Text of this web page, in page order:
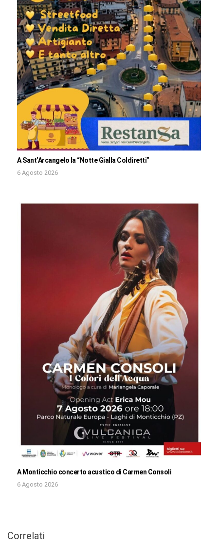
A Sant’Arcangelo la “Notte Gialla Coldiretti”
6 Agosto 2026
A Monticchio concerto acustico di Carmen Consoli
6 Agosto 2026
Correlati